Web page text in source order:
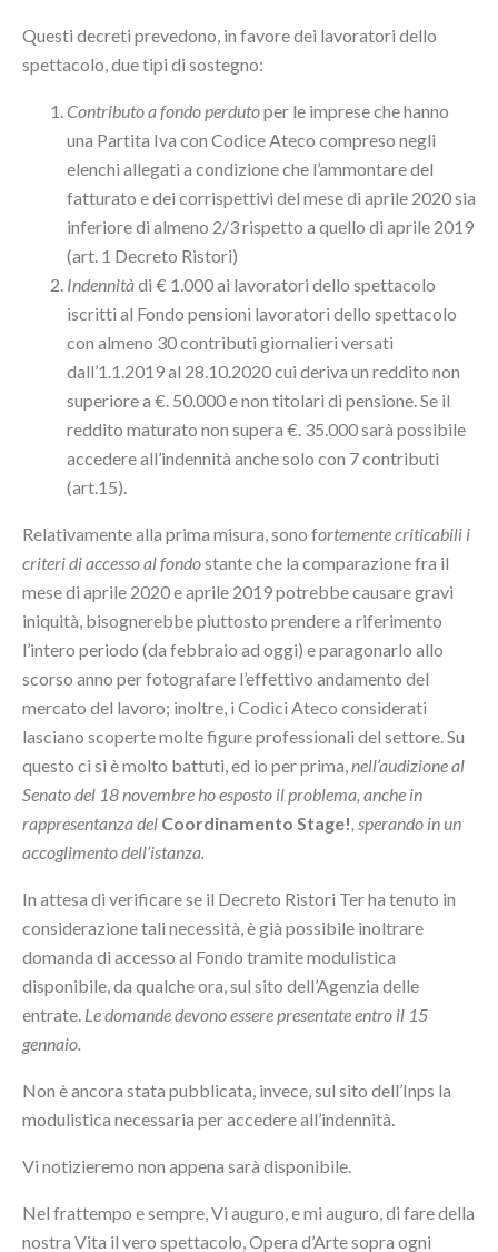
Questi decreti prevedono, in favore dei lavoratori dello
spettacolo, due tipi di sostegno:
Contributo a fondo perdutoper le imprese che hanno
una Partita Iva con Codice Ateco compreso negli
elenchi allegati a condizione che l’ammontare del
fatturato e dei corrispettivi del mese di aprile 2020 sia
inferiore di almeno 2/3 rispetto a quello di aprile 2019
(art. 1 Decreto Ristori)
Indennitàdi € 1.000 ai lavoratori dello spettacolo
iscritti al Fondo pensioni lavoratori dello spettacolo
con almeno 30 contributi giornalieri versati
dall’1.1.2019 al 28.10.2020 cui deriva un reddito non
superiore a €. 50.000 e non titolari di pensione. Se il
reddito maturato non supera €. 35.000 sarà possibile
accedere all’indennità anche solo con 7 contributi
(art.15).
Relativamente alla prima misura, sono fortemente criticabili i
criteri di accesso al fondostante che la comparazione fra il
mese di aprile 2020 e aprile 2019 potrebbe causare gravi
iniquità, bisognerebbe piuttosto prendere a riferimento
l’intero periodo (da febbraio ad oggi) e paragonarlo allo
scorso anno per fotografare l’effettivo andamento del
mercato del lavoro; inoltre, i Codici Ateco considerati
lasciano scoperte molte figure professionali del settore. Su
questo ci si è molto battuti, ed io per prima,nell’audizione al
Senato del 18 novembre ho esposto il problema, anche in
rappresentanza del Coordinamento Stage!, sperando in un
accoglimento dell’istanza.
In attesa di verificare se il Decreto Ristori Ter ha tenuto in
considerazione tali necessità, è già possibile inoltrare
domanda di accesso al Fondo tramite modulistica
disponibile, da qualche ora, sul sito dell’Agenzia delle
entrate. Le domande devono essere presentate entro il 15
gennaio.
Non è ancora stata pubblicata, invece, sul sito dell’Inps la
modulistica necessaria per accedere all’indennità.
Vi notizieremo non appena sarà disponibile.
Nel frattempo e sempre, Vi auguro, e mi auguro, di fare della
nostra Vita il vero spettacolo, Opera d’Arte sopra ogni